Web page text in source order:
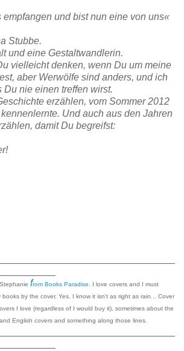
empfangen und bist nun eine von uns«
Stubbe.
und eine Gestaltwandlerin.
vielleicht denken, wenn Du um meine
aber Werwölfe sind anders, und ich
Du nie einen treffen wirst.
erzählen, vom Sommer 2012
Und auch aus den Jahren
damit Du begreifst:
from Books Paradise . I love covers and I must
by the cover. Yes, I know it isn't as right as rain... Cover
I love (regardless of I would buy it), sometimes about the
English covers and something along those lines.